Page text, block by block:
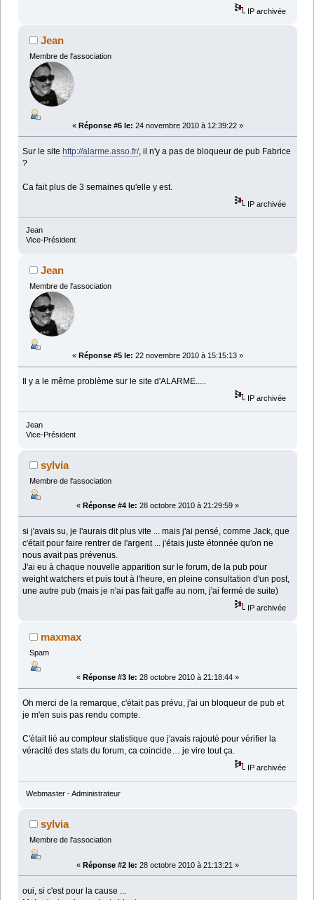
IP archivée
Jean
Membre de l'association
« Réponse #6 le: 24 novembre 2010 à 12:39:22 »
Sur le sitehttp://alarme.asso.fr/, il n'y a pas de bloqueur de pub Fabrice
?
Ca fait plus de 3 semaines qu'elle y est.
IP archivée
Jean
Vice-Président
Jean
Membre de l'association
« Réponse #5 le: 22 novembre 2010 à 15:15:13 »
Il y a le même problème sur le site d'ALARME.....
IP archivée
Jean
Vice-Président
sylvia
Membre de l'association
« Réponse #4 le: 28 octobre 2010 à 21:29:59 »
si j'avais su, je l'aurais dit plus vite ... mais j'ai pensé, comme Jack, que
c'était pour faire rentrer de l'argent ... j'étais juste étonnée qu'on ne
nous avait pas prévenus.
J'ai eu à chaque nouvelle apparition sur le forum, de la pub pour
weight watchers et puis tout à l'heure, en pleine consultation d'un post,
une autre pub (mais je n'ai pas fait gaffe au nom, j'ai fermé de suite)
IP archivée
maxmax
Spam
« Réponse #3 le: 28 octobre 2010 à 21:18:44 »
Oh merci de la remarque, c'était pas prévu, j'ai un bloqueur de pub et
je m'en suis pas rendu compte.
C'était lié au compteur statistique que j'avais rajouté pour vérifier la
véracité des stats du forum, ca coincide… je vire tout ça.
IP archivée
Webmaster - Administrateur
sylvia
Membre de l'association
« Réponse #2 le: 28 octobre 2010 à 21:13:21 »
oui, si c'est pour la cause ...